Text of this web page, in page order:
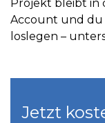
Projekt bleibt in
Account und du
loslegen –
Jetzt